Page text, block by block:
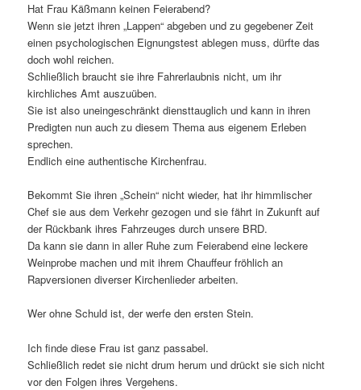
Hat Frau Käßmann keinen Feierabend?
Wenn sie jetzt ihren „Lappen“ abgeben und zu gegebener Zeit
einen psychologischen Eignungstest ablegen muss, dürfte das
doch wohl reichen.
Schließlich braucht sie ihre Fahrerlaubnis nicht, um ihr
kirchliches Amt auszuüben.
Sie ist also uneingeschränkt diensttauglich und kann in ihren
Predigten nun auch zu diesem Thema aus eigenem Erleben
sprechen.
Endlich eine authentische Kirchenfrau.
Bekommt Sie ihren „Schein“ nicht wieder, hat ihr himmlischer
Chef sie aus dem Verkehr gezogen und sie fährt in Zukunft auf
der Rückbank ihres Fahrzeuges durch unsere BRD.
Da kann sie dann in aller Ruhe zum Feierabend eine leckere
Weinprobe machen und mit ihrem Chauffeur fröhlich an
Rapversionen diverser Kirchenlieder arbeiten.
Wer ohne Schuld ist, der werfe den ersten Stein.
Ich finde diese Frau ist ganz passabel.
Schließlich redet sie nicht drum herum und drückt sie sich nicht
vor den Folgen ihres Vergehens.